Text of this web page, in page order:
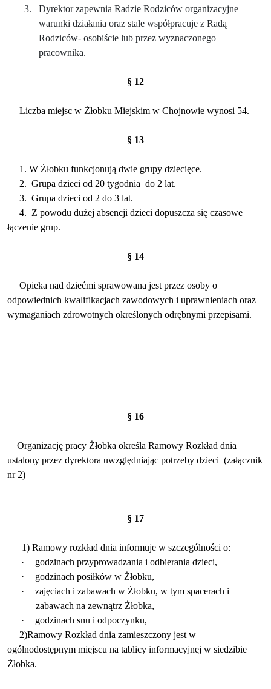
3.
Dyrektor zapewnia Radzie Rodziców organizacyjne
warunki działania oraz stale współpracuje z Radą
Rodziców- osobiście lub przez wyznaczonego
pracownika.
§ 12
Liczba miejsc w Żłobku Miejskim w Chojnowie wynosi 54.
§ 13
1. W Żłobku funkcjonują dwie grupy dziecięce.
2. Grupa dzieci od 20 tygodnia do 2 lat.
3. Grupa dzieci od 2 do 3 lat.
4. Z powodu dużej absencji dzieci dopuszcza się czasowe
łączenie grup.
§ 14
Opieka nad dziećmi sprawowana jest przez osoby o
odpowiednich kwalifikacjach zawodowych i uprawnieniach oraz
wymaganiach zdrowotnych określonych odrębnymi przepisami.
§ 16
Organizację pracy Żłobka określa Ramowy Rozkład dnia
ustalony przez dyrektora uwzględniając potrzeby dzieci (załącznik
nr 2)
§ 17
1) Ramowy rozkład dnia informuje w szczególności o:
·
godzinach przyprowadzania i odbierania dzieci,
·
godzinach posiłków w Żłobku,
·
zajęciach i zabawach w Żłobku, w tym spacerach i
zabawach na zewnątrz Żłobka,
·
godzinach snu i odpoczynku,
2)Ramowy Rozkład dnia zamieszczony jest w
ogólnodostępnym miejscu na tablicy informacyjnej w siedzibie
Żłobka.